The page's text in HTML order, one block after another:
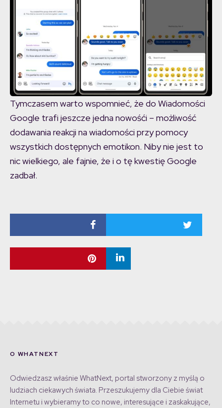
Tymczasem warto wspomnieć, że do Wiadomości
Google trafi jeszcze jedna nowośći – możliwość
dodawania reakcji na wiadomości przy pomocy
wszystkich dostępnych emotikon. Niby nie jest to
nic wielkiego, ale fajnie, że i o tę kwestię Google
zadbał.
O WHATNEXT
Odwiedzasz właśnie WhatNext, portal stworzony z myślą o
ludziach ciekawych świata. Przeszukujemy dla Ciebie świat
Internetu i wybieramy to co nowe, interesujące i zaskakujące,